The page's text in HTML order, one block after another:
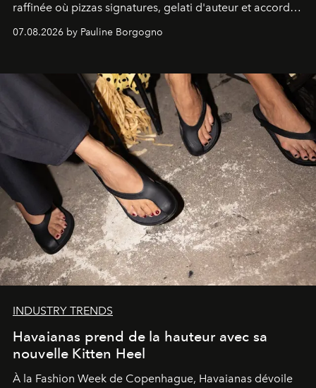
raffinée où pizzas signatures, gelati d'auteur et accords
d'exception composent un véritable voyage sensoriel.
07.08.2026 by Pauline Borgogno
INDUSTRY TRENDS
Havaianas prend de la hauteur avec sa
nouvelle Kitten Heel
À la Fashion Week de Copenhague, Havaianas dévoile